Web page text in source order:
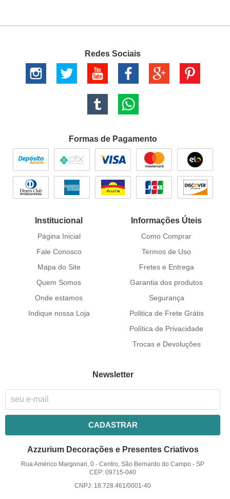
Redes Sociais
Formas de Pagamento
Institucional
Página Inicial
Fale Conosco
Mapa do Site
Quem Somos
Onde estamos
Indique nossa Loja
Informações Úteis
Como Comprar
Termos de Uso
Fretes e Entrega
Garantia dos produtos
Segurança
Politica de Frete Grátis
Política de Privacidade
Trocas e Devoluções
Newsletter
CADASTRAR
Azzurium Decorações e Presentes Criativos
Rua Américo Margonari, 0 -Centro, São Bernardo do Campo -SP
CEP: 09715-040
CNPJ: 18.728.461/0001-40